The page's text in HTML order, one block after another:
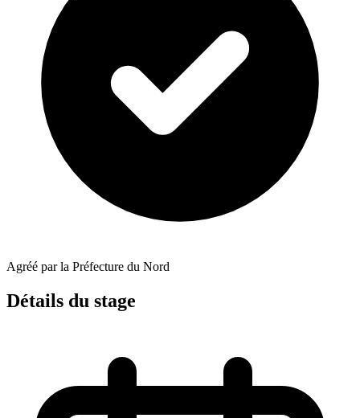
Agréé par la Préfecture du Nord
Détails du stage